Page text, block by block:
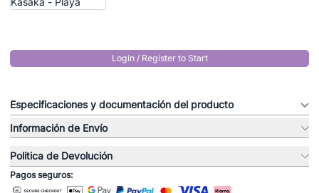
Login / Register to Start
Especificaciones y documentación del producto
Información de Envío
Politica de Devolución
Pagos seguros: